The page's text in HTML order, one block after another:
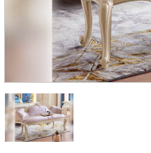
Thất
rượu,
Bàn
trà...